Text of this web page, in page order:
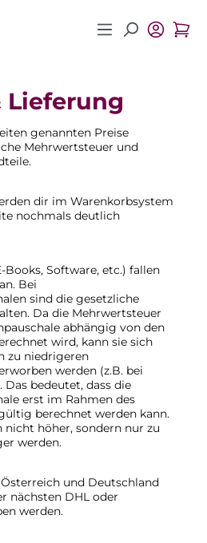
Lieferung
genannten Preise
Mehrwertsteuer und
dir im Warenkorbsystem
nochmals deutlich
Software, etc.) fallen
Bei
sind die gesetzliche
Da die Mehrwertsteuer
abhängig von den
wird, kann sie sich
zu niedrigeren
werden (z.B. bei
bedeutet, dass die
erst im Rahmen des
berechnet werden kann.
nicht höher, sondern nur zu
werden.
und Deutschland
nächsten DHL oder
werden.